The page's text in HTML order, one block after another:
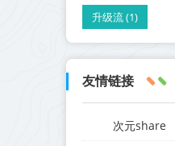
升级流 (1)
友情链接
次元share